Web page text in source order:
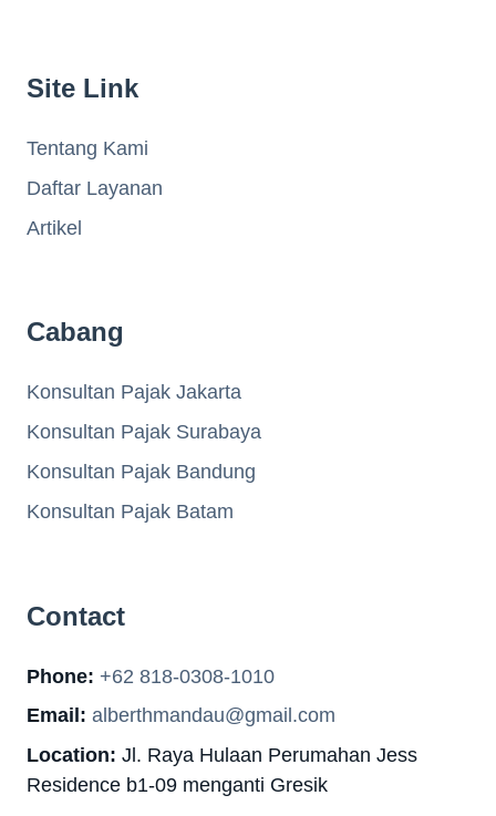
Site Link
Tentang Kami
Daftar Layanan
Artikel
Cabang
Konsultan Pajak Jakarta
Konsultan Pajak Surabaya
Konsultan Pajak Bandung
Konsultan Pajak Batam
Contact
Phone: +62 818-0308-1010
Email: alberthmandau@gmail.com
Location: Jl. Raya Hulaan Perumahan Jess
Residence b1-09 menganti Gresik